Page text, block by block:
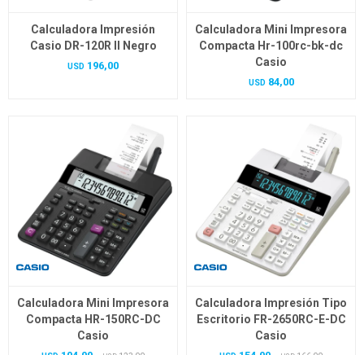
Calculadora Impresión
Casio DR-120R II Negro
USD 196,00
Calculadora Mini Impresora
Compacta Hr-100rc-bk-dc
Casio
USD 84,00
Calculadora Mini Impresora
Compacta HR-150RC-DC
Casio
Calculadora Impresión Tipo
Escritorio FR-2650RC-E-DC
Casio